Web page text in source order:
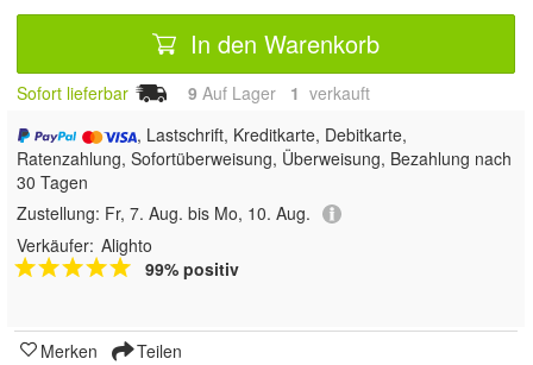
In den Warenkorb
Sofort lieferbar 9 Auf Lager 1 verkauft
, Lastschrift, Kreditkarte, Debitkarte,
Ratenzahlung, Sofortüberweisung, Überweisung, Bezahlung nach
30 Tagen
Zustellung: Fr, 7. Aug. bis Mo, 10. Aug.
Verkäufer: Alighto
99% positiv
Merken Teilen